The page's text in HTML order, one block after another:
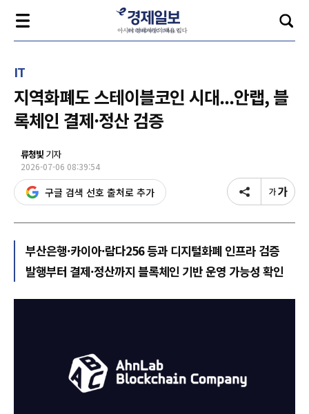
IT
지역화폐도 스테이블코인 시대...안랩, 블
록체인 결제·정산 검증
류청빛 기자
2026-07-06 08:39:54
구글 검색 선호 출처로 추가
부산은행·카이아·람다256 등과 디지털화폐 인프라 검증
발행부터 결제·정산까지 블록체인 기반 운영 가능성 확인